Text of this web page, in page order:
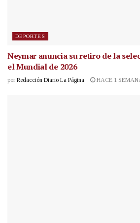
DEPORTES
Neymar anuncia su retiro de la
el Mundial de 2026
por Redacción Diario La Página HACE 1